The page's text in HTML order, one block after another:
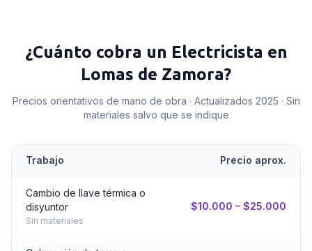
¿Cuánto cobra un Electricista en
Lomas de Zamora?
Precios orientativos de mano de obra · Actualizados 2025 · Sin
materiales salvo que se indique
Trabajo Precio aprox.
Cambio de llave térmica o
disyuntor
Sin materiales
$10.000 – $25.000